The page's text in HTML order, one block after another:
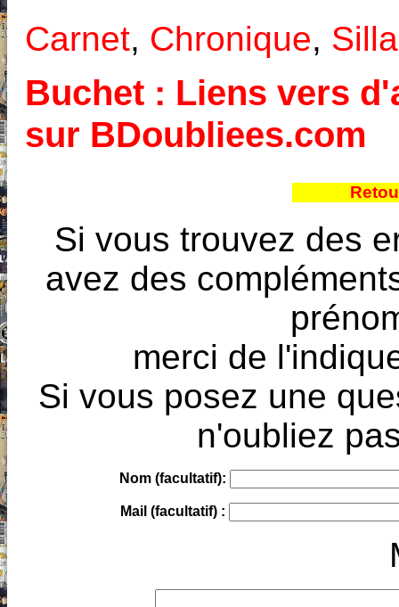
Carnet, Chronique,
Buchet : Liens vers
sur BDoubliees.com
Si vous trouvez des
avez des
merci de
Si vous posez une
n'oubliez
Nom (facultatif):
Mail (facultatif) :